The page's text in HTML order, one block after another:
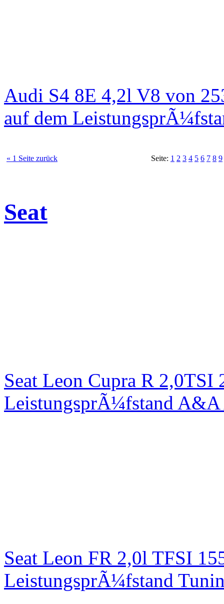
Audi S4 8E 4,2l V8 von
auf dem
« 1 Seite zurück Seite: 1 2 3 4 5 6 7 8 9
Seat
Seat Leon Cupra R
LeistungsprÃ¼fstand
Seat Leon FR 2,0l TFSI
LeistungsprÃ¼fstand